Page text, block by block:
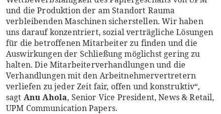
und die Produktion der am Standort Rauma
verbleibenden Maschinen sicherstellen. Wir haben
uns darauf konzentriert, sozial verträgliche Lösungen
für die betroffenen Mitarbeiter zu finden und die
Auswirkungen der Schließung möglichst gering zu
halten. Die Mitarbeiterverhandlungen und die
Verhandlungen mit den Arbeitnehmervertretern
verliefen zu jeder Zeit fair, offen und konstruktiv“,
sagt Anu Ahola, Senior Vice President, News & Retail,
UPM Communication Papers.